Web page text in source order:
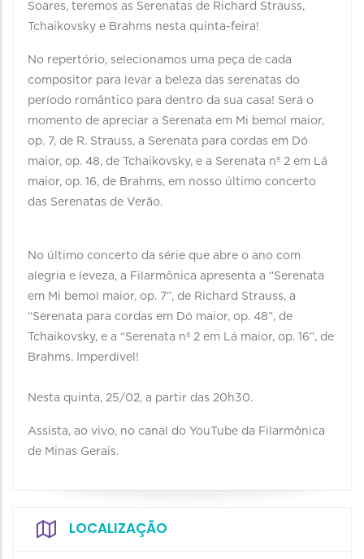
Soares, teremos as Serenatas de Richard Strauss,
Tchaikovsky e Brahms nesta quinta-feira!
No repertório, selecionamos uma peça de cada
compositor para levar a beleza das serenatas do
período romântico para dentro da sua casa! Será o
momento de apreciar a Serenata em Mi bemol maior,
op. 7, de R. Strauss, a Serenata para cordas em Dó
maior, op. 48, de Tchaikovsky, e a Serenata nº 2 em Lá
maior, op. 16, de Brahms, em nosso último concerto
das Serenatas de Verão.
No último concerto da série que abre o ano com
alegria e leveza, a Filarmônica apresenta a “Serenata
em Mi bemol maior, op. 7”, de Richard Strauss, a
“Serenata para cordas em Dó maior, op. 48”, de
Tchaikovsky, e a “Serenata nº 2 em Lá maior, op. 16”, de
Brahms. Imperdível!
Nesta quinta, 25/02, a partir das 20h30.
Assista, ao vivo, no canal do YouTube da Filarmônica
de Minas Gerais.
LOCALIZAÇÃO